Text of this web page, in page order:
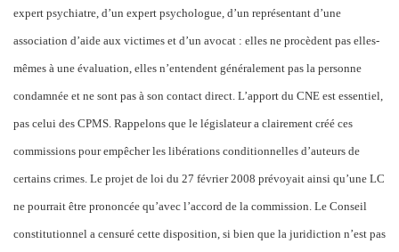
expert psychiatre, d’un expert psychologue, d’un représentant d’une
association d’aide aux victimes et d’un avocat : elles ne procèdent pas elles-
mêmes à une évaluation, elles n’entendent généralement pas la personne
condamnée et ne sont pas à son contact direct. L’apport du CNE est essentiel,
pas celui des CPMS. Rappelons que le législateur a clairement créé ces
commissions pour empêcher les libérations conditionnelles d’auteurs de
certains crimes. Le projet de loi du 27 février 2008 prévoyait ainsi qu’une LC
ne pourrait être prononcée qu’avec l’accord de la commission. Le Conseil
constitutionnel a censuré cette disposition, si bien que la juridiction n’est pas